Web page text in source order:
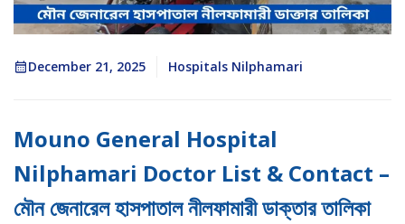
December 21, 2025 Hospitals Nilphamari
Mouno General Hospital
Nilphamari Doctor List & Contact –
মৌন জেনারেল হাসপাতাল নীলফামারী ডাক্তার তালিকা